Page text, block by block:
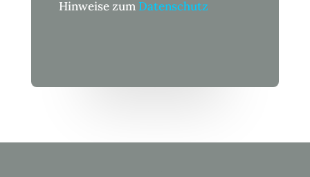
Hinweise zum Datenschutz